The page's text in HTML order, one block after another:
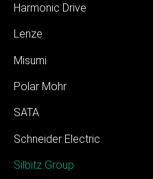
Harmonic Drive
Lenze
Misumi
Polar Mohr
SATA
Schneider Electric
Silbitz Group